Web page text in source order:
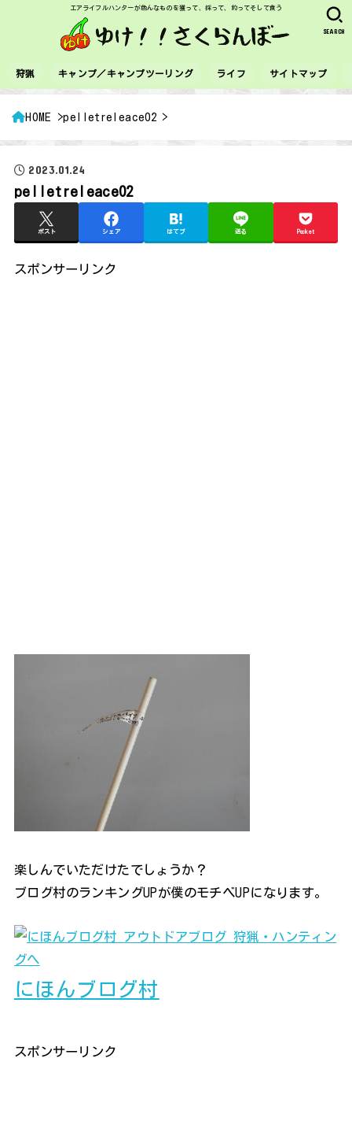
エアライフルハンターが色んなものを獲って、採って、釣ってそして食う
狩猟 キャンプ／キャンプツーリング ライフ サイトマップ
SEARCH
HOME pelletreleace02
2023.01.24
pelletreleace02
ポスト シェア はてブ 送る Pocket
スポンサーリンク
楽しんでいただけたでしょうか？
ブログ村のランキングUPが僕のモチベUPになります。
にほんブログ村
スポンサーリンク